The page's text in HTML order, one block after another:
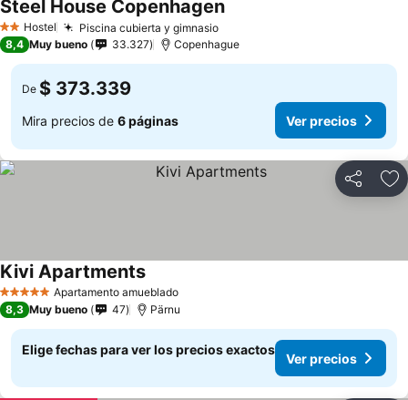
2 Estrellas
Hostel Piscina cubierta y gimnasio
Steel House Copenhagen
8,4 Muy bueno 33.327 Copenhague
De $ 373.339
Mira precios de 6 páginas Ver precios
Compartir
5 Estrellas Apartamento amueblado
Kivi Apartments
8,3 Muy bueno 47 Pärnu
Elige fechas para ver los precios exactos
Ver precios